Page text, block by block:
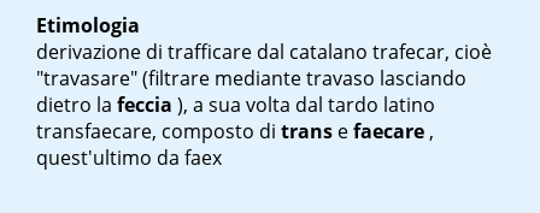
Etimologia
derivazione di trafficare dal catalano trafecar, cioè
"travasare" (filtrare mediante travaso lasciando
dietro la feccia ), a sua volta dal tardo latino
transfaecare, composto di trans efaecare ,
quest'ultimo da faex